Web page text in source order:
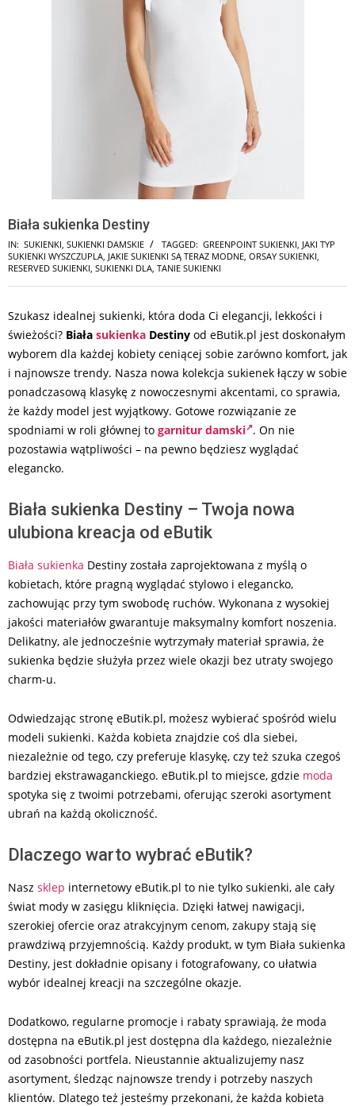
Biała sukienka Destiny
IN: SUKIENKI SUKIENKI DAMSKIE TAGGED: GREENPOINT SUKIENKI JAKI TYP
SUKIENKI WYSZCZUPLA JAKIE SUKIENKI SĄ TERAZ MODNE ORSAY SUKIENKI
RESERVED SUKIENKI SUKIENKI DLA TANIE SUKIENKI
Szukasz idealnej sukienki, która doda Ci elegancji, lekkości i
świeżości? Biała sukienka Destiny od eButik.pl jest doskonałym
wyborem dla każdej kobiety ceniącej sobie zarówno komfort, jak
i najnowsze trendy. Nasza nowa kolekcja sukienek łączy w sobie
ponadczasową klasykę z nowoczesnymi akcentami, co sprawia,
że każdy model jest wyjątkowy. Gotowe rozwiązanie ze
spodniami w roli głównej to garnitur damski . On nie
pozostawia wątpliwości – na pewno będziesz wyglądać
elegancko.
Biała sukienka Destiny – Twoja nowa
ulubiona kreacja od eButik
Biała sukienka Destiny została zaprojektowana z myślą o
kobietach, które pragną wyglądać stylowo i elegancko,
zachowując przy tym swobodę ruchów. Wykonana z wysokiej
jakości materiałów gwarantuje maksymalny komfort noszenia.
Delikatny, ale jednocześnie wytrzymały materiał sprawia, że
sukienka będzie służyła przez wiele okazji bez utraty swojego
charm-u.
Odwiedzając stronę eButik.pl, możesz wybierać spośród wielu
modeli sukienki. Każda kobieta znajdzie coś dla siebei,
niezależnie od tego, czy preferuje klasykę, czy też szuka czegoś
bardziej ekstrawaganckiego. eButik.pl to miejsce, gdzie moda
spotyka się z twoimi potrzebami, oferując szeroki asortyment
ubrań na każdą okoliczność.
Dlaczego warto wybrać eButik?
Nasz sklep internetowy eButik.pl to nie tylko sukienki, ale cały
świat mody w zasięgu kliknięcia. Dzięki łatwej nawigacji,
szerokiej ofercie oraz atrakcyjnym cenom, zakupy stają się
prawdziwą przyjemnością. Każdy produkt, w tym Biała sukienka
Destiny, jest dokładnie opisany i fotografowany, co ułatwia
wybór idealnej kreacji na szczególne okazje.
Dodatkowo, regularne promocje i rabaty sprawiają, że moda
dostępna na eButik.pl jest dostępna dla każdego, niezależnie
od zasobności portfela. Nieustannie aktualizujemy nasz
asortyment, śledząc najnowsze trendy i potrzeby naszych
klientów. Dlatego też jesteśmy przekonani, że każda kobieta